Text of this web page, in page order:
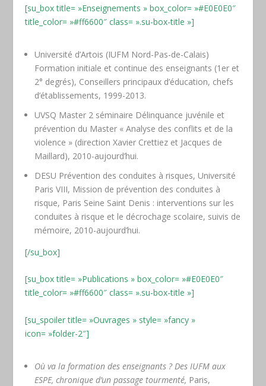
[su_box title= »Enseignements » box_color= »#E0E0E0″
title_color= »#ff6600″ class= ».su-box-title »]
Université d’Artois (IUFM Nord-Pas-de-Calais)
Formation initiale et continue des enseignants (1er et
2° degrés), Conseillers principaux d’éducation, chefs
d’établissements, 1999-2013.
UVSQ Master 2 séminaire Délinquance juvénile et
prévention du Master « Analyse des conflits et de la
violence » (direction Xavier Crettiez et Jacques de
Maillard), 2010-aujourd’hui.
DESU Prévention des conduites à risques, Université
Paris VIII, Mission de prévention des conduites à
risque, Paris Seine Saint Denis : interventions sur les
conduites à risque et le décrochage scolaire, suivis de
mémoire, 2010-aujourd’hui.
[/su_box]
[su_box title= »Publications » box_color= »#E0E0E0″
title_color= »#ff6600″ class= ».su-box-title »]
[su_spoiler title= »Ouvrages » style= »fancy »
icon= »folder-2″]
Où va la formation des enseignants ? Des IUFM aux
ESPE, chronique d’un passage tourmenté, Paris,